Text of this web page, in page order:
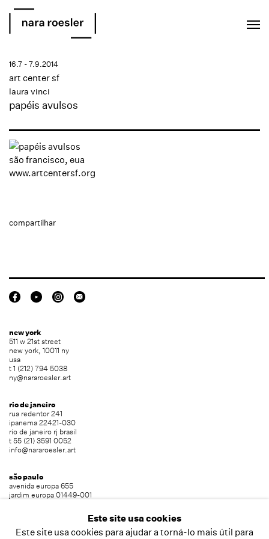
papéis avulsos
laura vinci
art center sf
16.7 - 7.9.2014
são francisco, eua
www.artcentersf.org
compartilhar
new york
511 w 21st street
new york, 10011 ny
usa
t 1 (212) 794 5038
ny@nararoesler.art
rio de janeiro
rua redentor 241
ipanema 22421-030
rio de janeiro rj brasil
t 55 (21) 3591 0052
info@nararoesler.art
são paulo
avenida europa 655
jardim europa 01449-001
Este site usa cookies
Este site usa cookies para ajudar a torná-lo mais útil para